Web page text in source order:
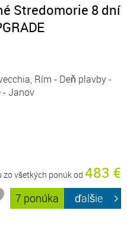
Stredomorie 8 dní
Rím - Deň plavby -
- Janov
zo všetkých ponúk od 483 €
7 ponúka ďalšie